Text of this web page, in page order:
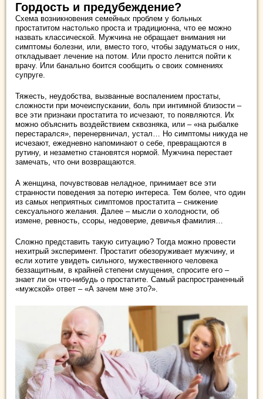
Гордость и предубеждение?
Схема возникновения семейных проблем у больных
простатитом настолько проста и традиционна, что ее можно
назвать классической. Мужчина не обращает внимания ни
симптомы болезни, или, вместо того, чтобы задуматься о них,
откладывает лечение на потом. Или просто ленится пойти к
врачу. Или банально боится сообщить о своих сомнениях
супруге.
Тяжесть, неудобства, вызванные воспалением простаты,
сложности при мочеиспускании, боль при интимной близости –
все эти признаки простатита то исчезают, то появляются. Их
можно объяснить воздействием сквозняка, или – «на рыбалке
перестарался», перенервничал, устал… Но симптомы никуда не
исчезают, ежедневно напоминают о себе, превращаются в
рутину, и незаметно становятся нормой. Мужчина перестает
замечать, что они возвращаются.
А женщина, почувствовав неладное, принимает все эти
странности поведения за потерю интереса. Тем более, что один
из самых неприятных симптомов простатита – снижение
сексуального желания. Далее – мысли о холодности, об
измене, ревность, ссоры, недоверие, девичья фамилия…
Сложно представить такую ситуацию? Тогда можно провести
нехитрый эксперимент. Простатит обезоруживает мужчину, и
если хотите увидеть сильного, мужественного человека
беззащитным, в крайней степени смущения, спросите его –
знает ли он что-нибудь о простатите. Самый распространенный
«мужской» ответ – «А зачем мне это?».